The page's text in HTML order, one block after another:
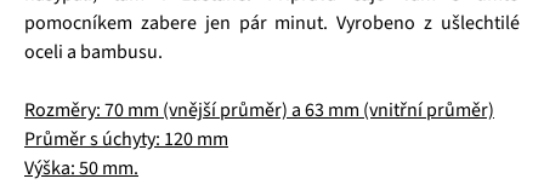
pomocníkem zabere jen pár minut. Vyrobeno z ušlechtilé
oceli a bambusu.
Rozměry: 70 mm (vnější průměr) a 63 mm (vnitřní průměr)
Průměr s úchyty: 120 mm
Výška: 50 mm.